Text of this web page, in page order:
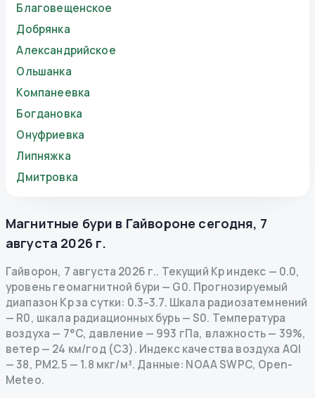
Благовещенское
Добрянка
Александрийское
Ольшанка
Компанеевка
Богдановка
Онуфриевка
Липняжка
Дмитровка
Магнитные бури в Гайвороне сегодня, 7
августа 2026 г.
Гайворон, 7 августа 2026 г.. Текущий Kp индекс — 0.0,
уровень геомагнитной бури — G0. Прогнозируемый
диапазон Kp за сутки: 0.3–3.7. Шкала радиозатемнений
— R0, шкала радиационных бурь— S0. Температура
воздуха — 7°C, давление — 993 гПа, влажность — 39%,
ветер — 24 км/год (СЗ). Индекс качества воздуха AQI
— 38, PM2.5 — 1.8 мкг/м³. Данные: NOAA SWPC, Open-
Meteo.